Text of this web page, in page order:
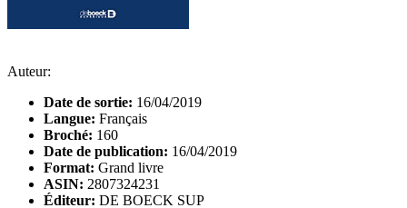
Auteur:
Date de sortie: 16/04/2019
Langue: Français
Broché: 160
Date de publication: 16/04/2019
Format: Grand livre
ASIN: 2807324231
Éditeur: DE BOECK SUP